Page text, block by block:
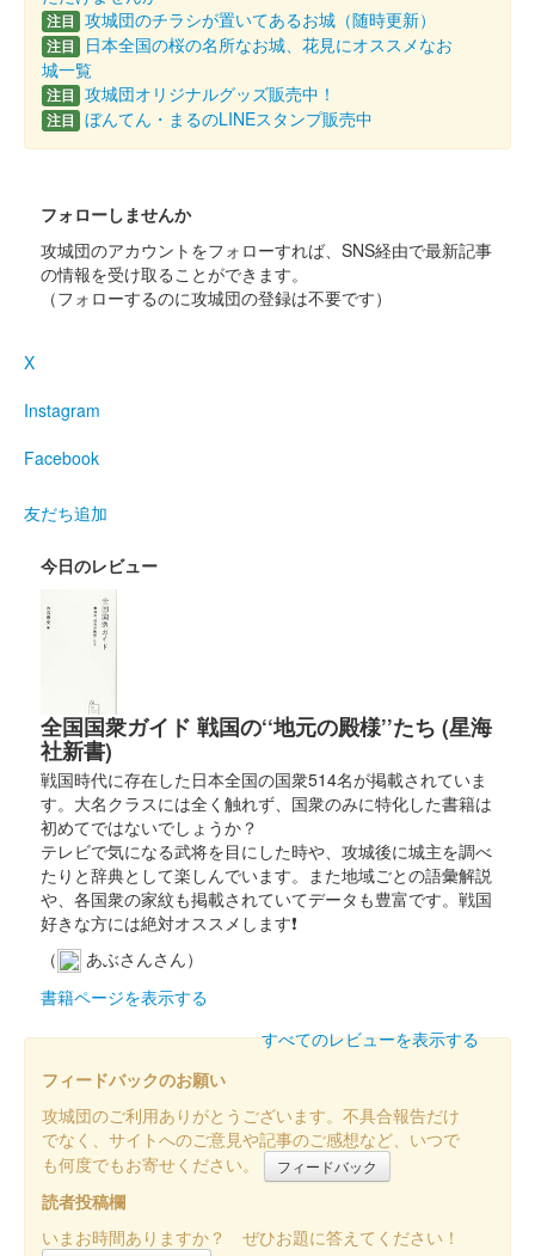
鷹留城 御城印
鷹留城 御城印
鷹留城 御城印 群馬戦国御城印サミット2026版
50枚限定
2025年12月20、21日に開催されたお城EXPO2025内の「太田資
売。50枚限定
鷹留城 御城印
2025年6月7、8日に開催された「群馬戦国御城印サミット
2025」のいわつき武者の倉＆太田資正武将隊 友城 岩付千騎 のブ
ースにて買い物した人がもらえる御城印。80枚限定。
鷹留城 御城印 群馬戦国御城印サミット2025版
販売終了
2025年6月7、8日に開催された「群馬戦国御城印サミット
2025」のいわつき武者の倉＆太田資正武将隊 友城 岩付千騎 のブ
ースにて販売された御城印。60枚限定
注目 攻城団のチラシが置いてあるお城（随時更新）
注目
日本全国の桜の名所なお城、花見にオススメなお
城一覧
注目 攻城団オリジナルグッズ販売中！
注目 ぼんてん・まるのLINEスタンプ販売中
フォローしませんか
攻城団のアカウントをフォローすれば、SNS経由で最新記事
の情報を受け取ることができます。
（フォローするのに攻城団の登録は不要です）
X
Instagram
Facebook
友だち追加
今日のレビュー
全国国衆ガイド 戦国の‘‘地元の殿様’’たち (星海
社新書)
戦国時代に存在した日本全国の国衆514名が掲載されていま
す。大名クラスには全く触れず、国衆のみに特化した書籍は
初めてではないでしょうか？
テレビで気になる武将を目にした時や、攻城後に城主を調べ
たりと辞典として楽しんでいます。また地域ごとの語彙解説
や、各国衆の家紋も掲載されていてデータも豊富です。戦国
好きな方には絶対オススメします❗
（
あぶさんさん）
書籍ページを表示する
すべてのレビューを表示する
フィードバックのお願い
攻城団のご利用ありがとうございます。不具合報告だけ
でなく、サイトへのご意見や記事のご感想など、いつで
も何度でもお寄せください。
フィードバック
読者投稿欄
いまお時間ありますか？ ぜひお題に答えてください！